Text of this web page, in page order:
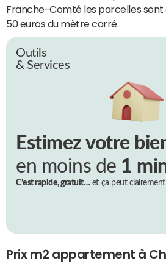
Franche-Comté les parcelles sont
50 euros du mètre carré.
Outils
& Services
Estimez votre
en moins de 1
C’est rapide, gratuit…et ça peut
Prix m2 appartement à